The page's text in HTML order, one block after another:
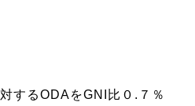
するODAをGNI比０.７％